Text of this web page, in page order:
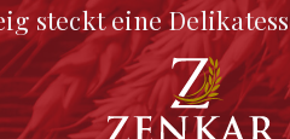
steckt eine